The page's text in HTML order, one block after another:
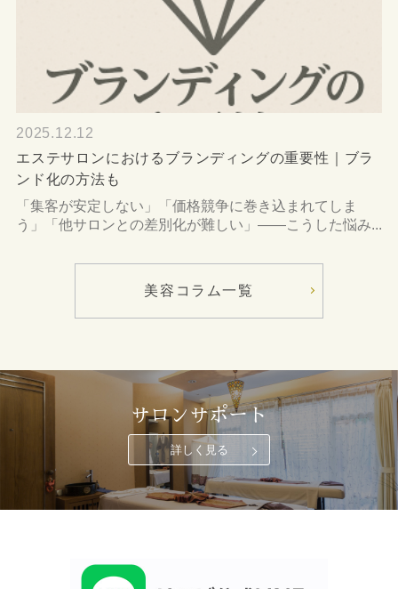
2025.12.12
エステサロンにおけるブランディングの重要性｜ブラ
ンド化の方法も
「集客が安定しない」「価格競争に巻き込まれてしま
う」「他サロンとの差別化が難しい」――こうした悩み...
美容コラム一覧
サロンサポート
詳しく見る